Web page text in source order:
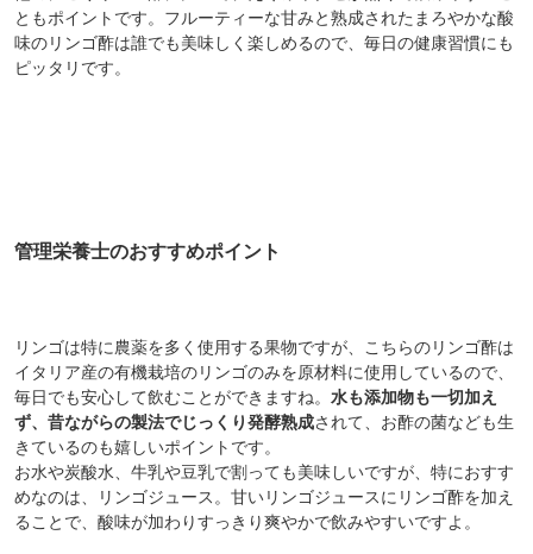
ともポイントです。フルーティーな甘みと熟成されたまろやかな酸
味のリンゴ酢は誰でも美味しく楽しめるので、毎日の健康習慣にも
ピッタリです。
管理栄養士のおすすめポイント
リンゴは特に農薬を多く使用する果物ですが、こちらのリンゴ酢は
イタリア産の有機栽培のリンゴのみを原材料に使用しているので、
毎日でも安心して飲むことができますね。 水も添加物も一切加え
ず、昔ながらの製法でじっくり発酵熟成されて、お酢の菌なども生
きているのも嬉しいポイントです。
お水や炭酸水、牛乳や豆乳で割っても美味しいですが、特におすす
めなのは、リンゴジュース。甘いリンゴジュースにリンゴ酢を加え
ることで、酸味が加わりすっきり爽やかで飲みやすいですよ。